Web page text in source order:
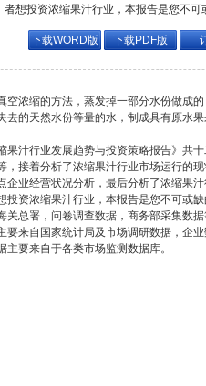
者想投资浓缩果汁行业，本报告是您不可
下载WORD版 下载PDF版
空浓缩的方法，蒸发掉一部分水份做成
的天然水份等量的水，制成具有原水
汁行业发展趋势与投资策略报告》共
，接着分析了浓缩果汁行业市场运行的
企业经营状况分析，最后分析了浓缩果
资浓缩果汁行业，本报告是您不可或缺
关总署，问卷调查数据，商务部采集数
要来自国家统计局及市场调研数据，企
要来自于各类市场监测数据库。